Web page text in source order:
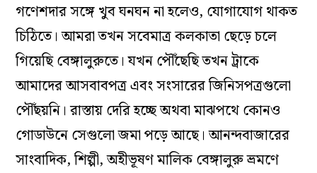
গণেশদার সঙ্গে খুব ঘনঘন না হলেও, যোগাযোগ থাকত
চিঠিতে। আমরা তখন সবেমাত্র কলকাতা ছেড়ে চলে
গিয়েছি বেঙ্গালুরুতে। যখন পৌঁছেছি তখন ট্রাকে
আমাদের আসবাবপত্র এবং সংসারের জিনিসপত্রগুলো
পৌঁছয়নি। রাস্তায় দেরি হচ্ছে অথবা মাঝপথে কোনও
গোডাউনে সেগুলো জমা পড়ে আছে। আনন্দবাজারের
সাংবাদিক, শিল্পী, অহীভূষণ মালিক বেঙ্গালুরু ভ্রমণে